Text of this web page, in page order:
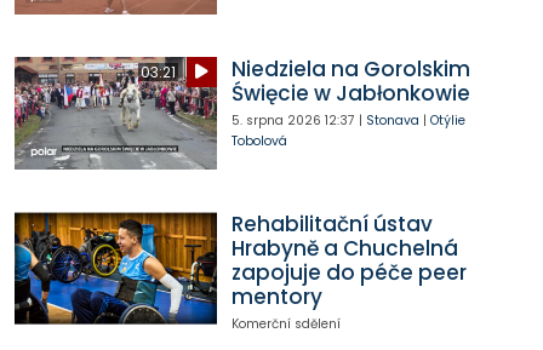
03:21
Niedziela na Gorolskim
Święcie w Jabłonkowie
5. srpna 2026 12:37 | Stonava | Otýlie
Tobolová
Rehabilitační ústav
Hrabyně a Chuchelná
zapojuje do péče peer
mentory
Komerční sdělení